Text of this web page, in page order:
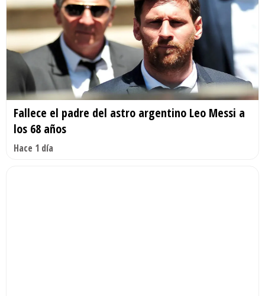
Fallece el padre del astro argentino Leo Messi a
los 68 años
Hace 1 día